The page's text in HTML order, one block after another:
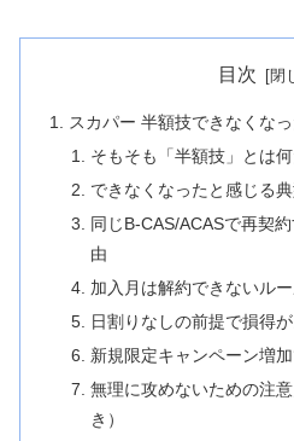
目次
スカパー 半額技できなくな
そもそも「半額技」とは
できなくなったと感じる
同じB-CAS/ACASで再契
由
加入月は解約できないル
日割りなしの前提で損得
新規限定キャンペーン増
無理に攻めないための注
き）